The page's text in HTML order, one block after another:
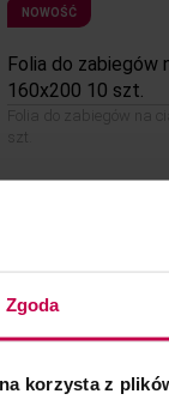
Zgoda
korzysta z
NOWOŚĆ
Folia do zabiegów
160x200 10 szt.
Folia do zabiegów na
szt.